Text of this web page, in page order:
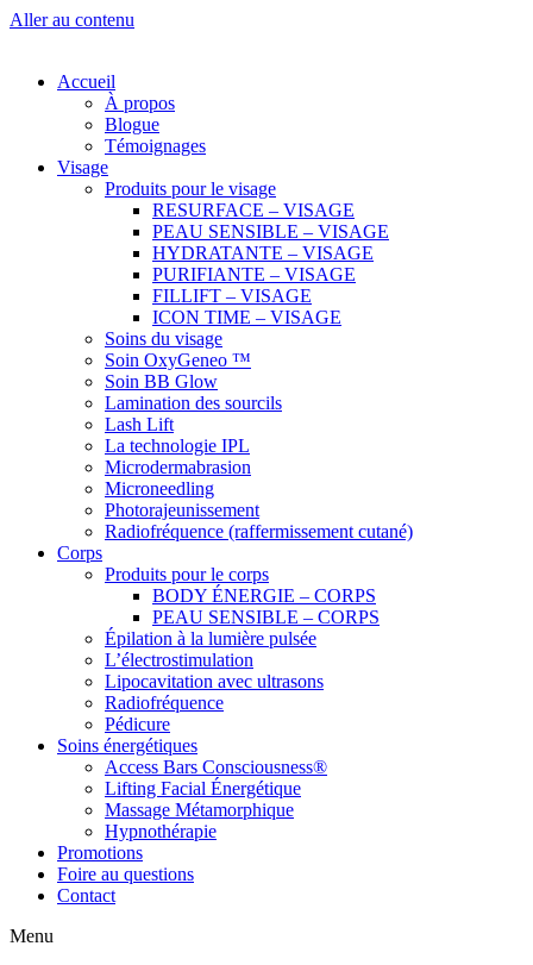
Aller au contenu
Accueil
À propos
Blogue
Témoignages
Visage
Produits pour le visage
RESURFACE – VISAGE
PEAU SENSIBLE – VISAGE
HYDRATANTE – VISAGE
PURIFIANTE – VISAGE
FILLIFT – VISAGE
ICON TIME – VISAGE
Soins du visage
Soin OxyGeneo ™
Soin BB Glow
Lamination des sourcils
Lash Lift
La technologie IPL
Microdermabrasion
Microneedling
Photorajeunissement
Radiofréquence (raffermissement cutané)
Corps
Produits pour le corps
BODY ÉNERGIE – CORPS
PEAU SENSIBLE – CORPS
Épilation à la lumière pulsée
L’électrostimulation
Lipocavitation avec ultrasons
Radiofréquence
Pédicure
Soins énergétiques
Access Bars Consciousness®
Lifting Facial Énergétique
Massage Métamorphique
Hypnothérapie
Promotions
Foire au questions
Contact
Menu